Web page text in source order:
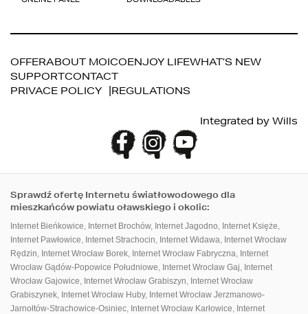
OFFERABOUT MOICOENJOY LIFEWHAT’S NEW
SUPPORTCONTACT
PRIVACE POLICY
REGULATIONS
Integrated by Wills
Sprawdź ofertę Internetu światłowodowego dla
mieszkańców powiatu oławskiego i okolic:
Internet Bieńkowice, Internet Brochów, Internet Jagodno, Internet Księże,
Internet Pawłowice, Internet Strachocin, Internet Widawa, Internet Wrocław
Rędzin, Internet Wrocław Borek, Internet Wrocław Fabryczna, Internet
Wrocław Gądów-Popowice Południowe, Internet Wrocław Gaj, Internet
Wrocław Gajowice, Internet Wrocław Grabiszyn, Internet Wrocław
Grabiszynek, Internet Wrocław Huby, Internet Wrocław Jerzmanowo-
Jarnołtów-Strachowice-Osiniec, Internet Wrocław Karłowice, Internet